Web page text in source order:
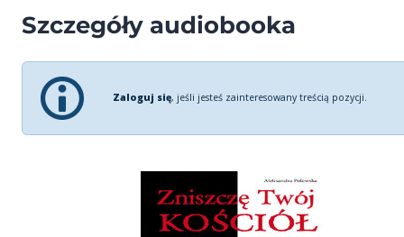
Szczegóły audiobooka
Zaloguj się, jeśli jesteś zainteresowany treścią pozycji.